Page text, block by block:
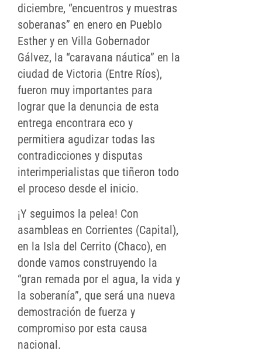
diciembre, “encuentros y muestras
soberanas” en enero en Pueblo
Esther y en Villa Gobernador
Gálvez, la “caravana náutica” en la
ciudad de Victoria (Entre Ríos),
fueron muy importantes para
lograr que la denuncia de esta
entrega encontrara eco y
permitiera agudizar todas las
contradicciones y disputas
interimperialistas que tiñeron todo
el proceso desde el inicio.
¡Y seguimos la pelea! Con
asambleas en Corrientes (Capital),
en la Isla del Cerrito (Chaco), en
donde vamos construyendo la
“gran remada por el agua, la vida y
la soberanía”, que será una nueva
demostración de fuerza y
compromiso por esta causa
nacional.